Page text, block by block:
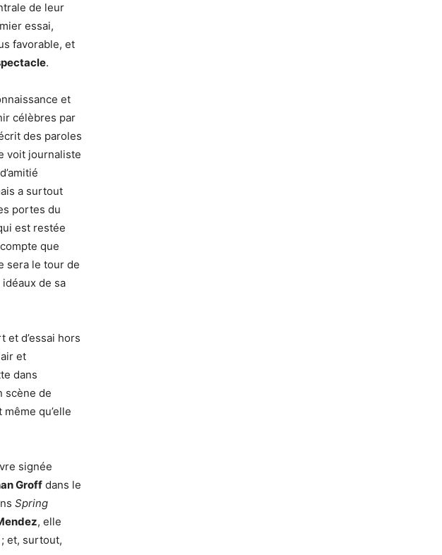
de leur
essai,
favorable, et
.
et
célèbres par
des paroles
voit journaliste
a surtout
portes du
est restée
que
sera le tour de
de sa
et d’essai hors
et
dans
scène de
qu’elle
signée
Groff dans le
Spring
, elle
et, surtout,